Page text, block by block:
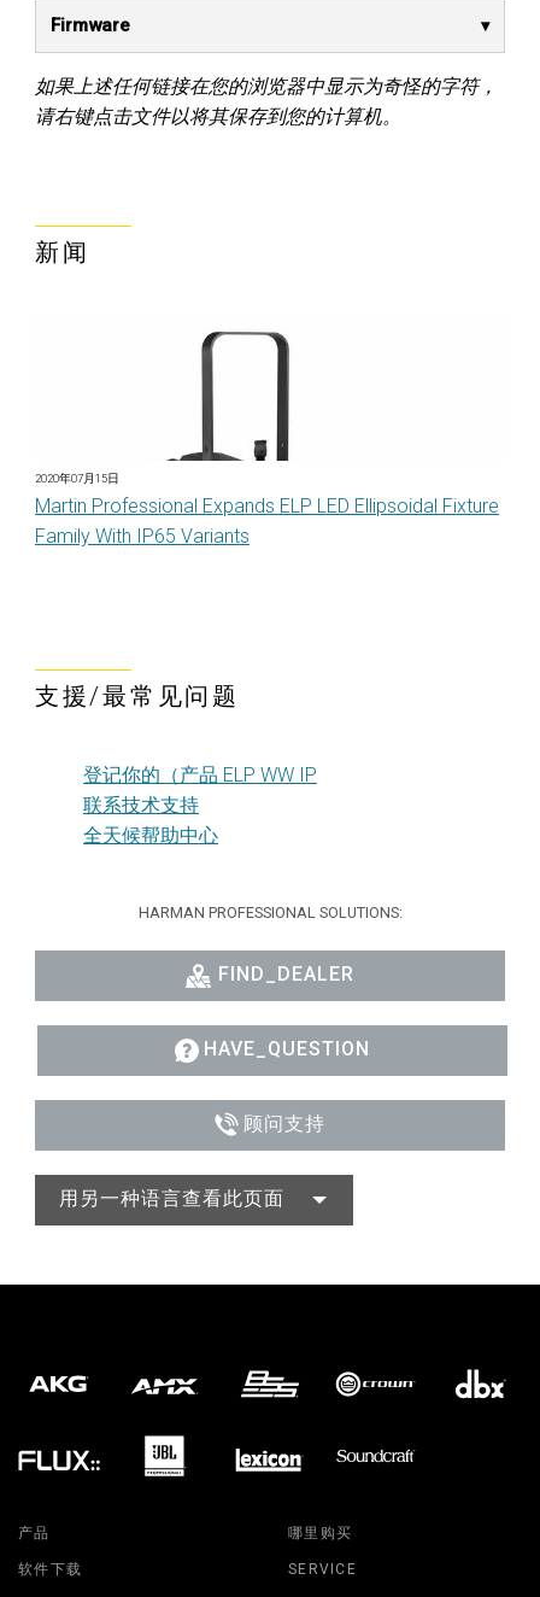
Firmware
如果上述任何链接在您的浏览器中显示为奇怪的字符，
请右键点击文件以将其保存到您的计算机。
新闻
2020年07月15日
Martin Professional Expands ELP LED Ellipsoidal Fixture
Family With IP65 Variants
支援/最常见问题
登记你的（产品 ELP WW IP
联系技术支持
全天候帮助中心
HARMAN PROFESSIONAL SOLUTIONS:
FIND_DEALER
HAVE_QUESTION
顾问支持
用另一种语言查看此页面
产品
软件下载
哪里购买
SERVICE